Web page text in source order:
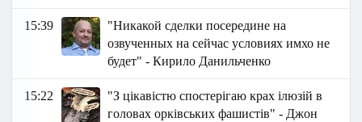
15:39
"Никакой сделки посередине на
озвученных на сейчас условиях имхо не
будет" - Кирило Данильченко
15:22
"З цікавістю спостерігаю крах ілюзій в
головах орківських фашистів" - Джон